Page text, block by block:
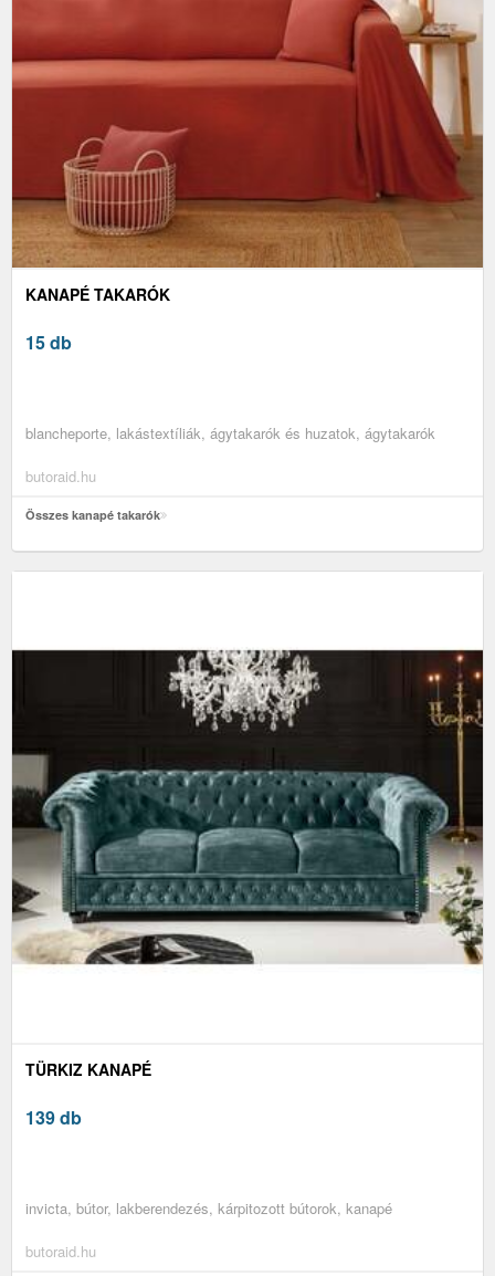
KANAPÉ TAKARÓK
15 db
blancheporte, lakástextíliák, ágytakarók és huzatok, ágytakarók
butoraid.hu
Összes kanapé takarók
TÜRKIZ KANAPÉ
139 db
invicta, bútor, lakberendezés, kárpitozott bútorok, kanapé
butoraid.hu